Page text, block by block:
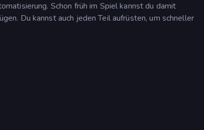
Schon früh im Spiel kannst du damit
Du kannst auch jeden Teil aufrüsten, um schneller